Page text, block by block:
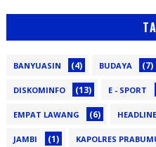
BANYUASIN (4) BUDAYA (7)
DISKOMINFO (13) E - SPORT
EMPAT LAWANG (6) HEADLINE
JAMBI (1) KAPOLRES